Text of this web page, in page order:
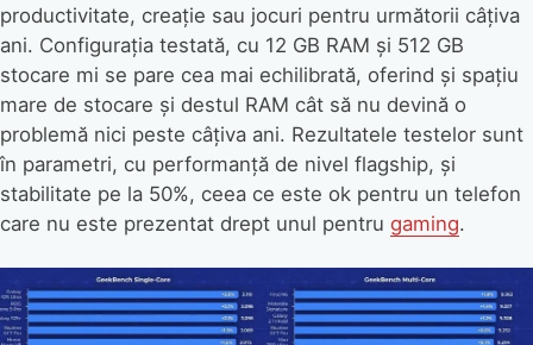
productivitate, creație sau jocuri pentru următorii câțiva
ani. Configurația testată, cu 12 GB RAM și 512 GB
stocare mi se pare cea mai echilibrată, oferind și spațiu
mare de stocare și destul RAM cât să nu devină o
problemă nici peste câțiva ani. Rezultatele testelor sunt
în parametri, cu performanță de nivel flagship, și
stabilitate pe la 50%, ceea ce este ok pentru un telefon
care nu este prezentat drept unul pentru gaming.